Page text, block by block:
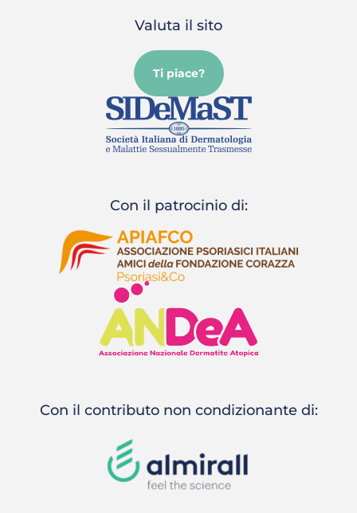
Valuta il sito
Ti piace?
Con il patrocinio di:
Con il contributo non condizionante di: